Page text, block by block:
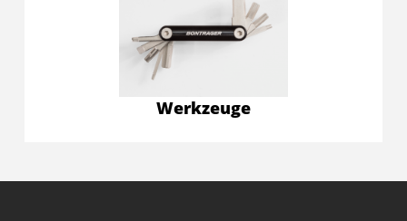
Werkzeuge